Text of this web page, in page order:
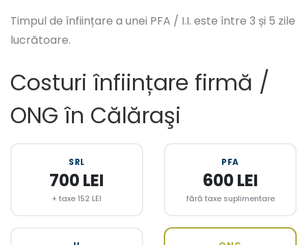
Timpul de înființare a unei PFA / I.I. este între 3 și 5 zile
lucrătoare.
Costuri înființare firmă /
ONG în Călăraşi
SRL
700 LEI
+ taxe 152 LEI
PFA
600 LEI
fără taxe suplimentare